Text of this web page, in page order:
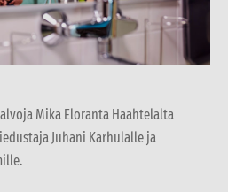
Mika Eloranta Haahtelalta
Juhani Karhulalle ja